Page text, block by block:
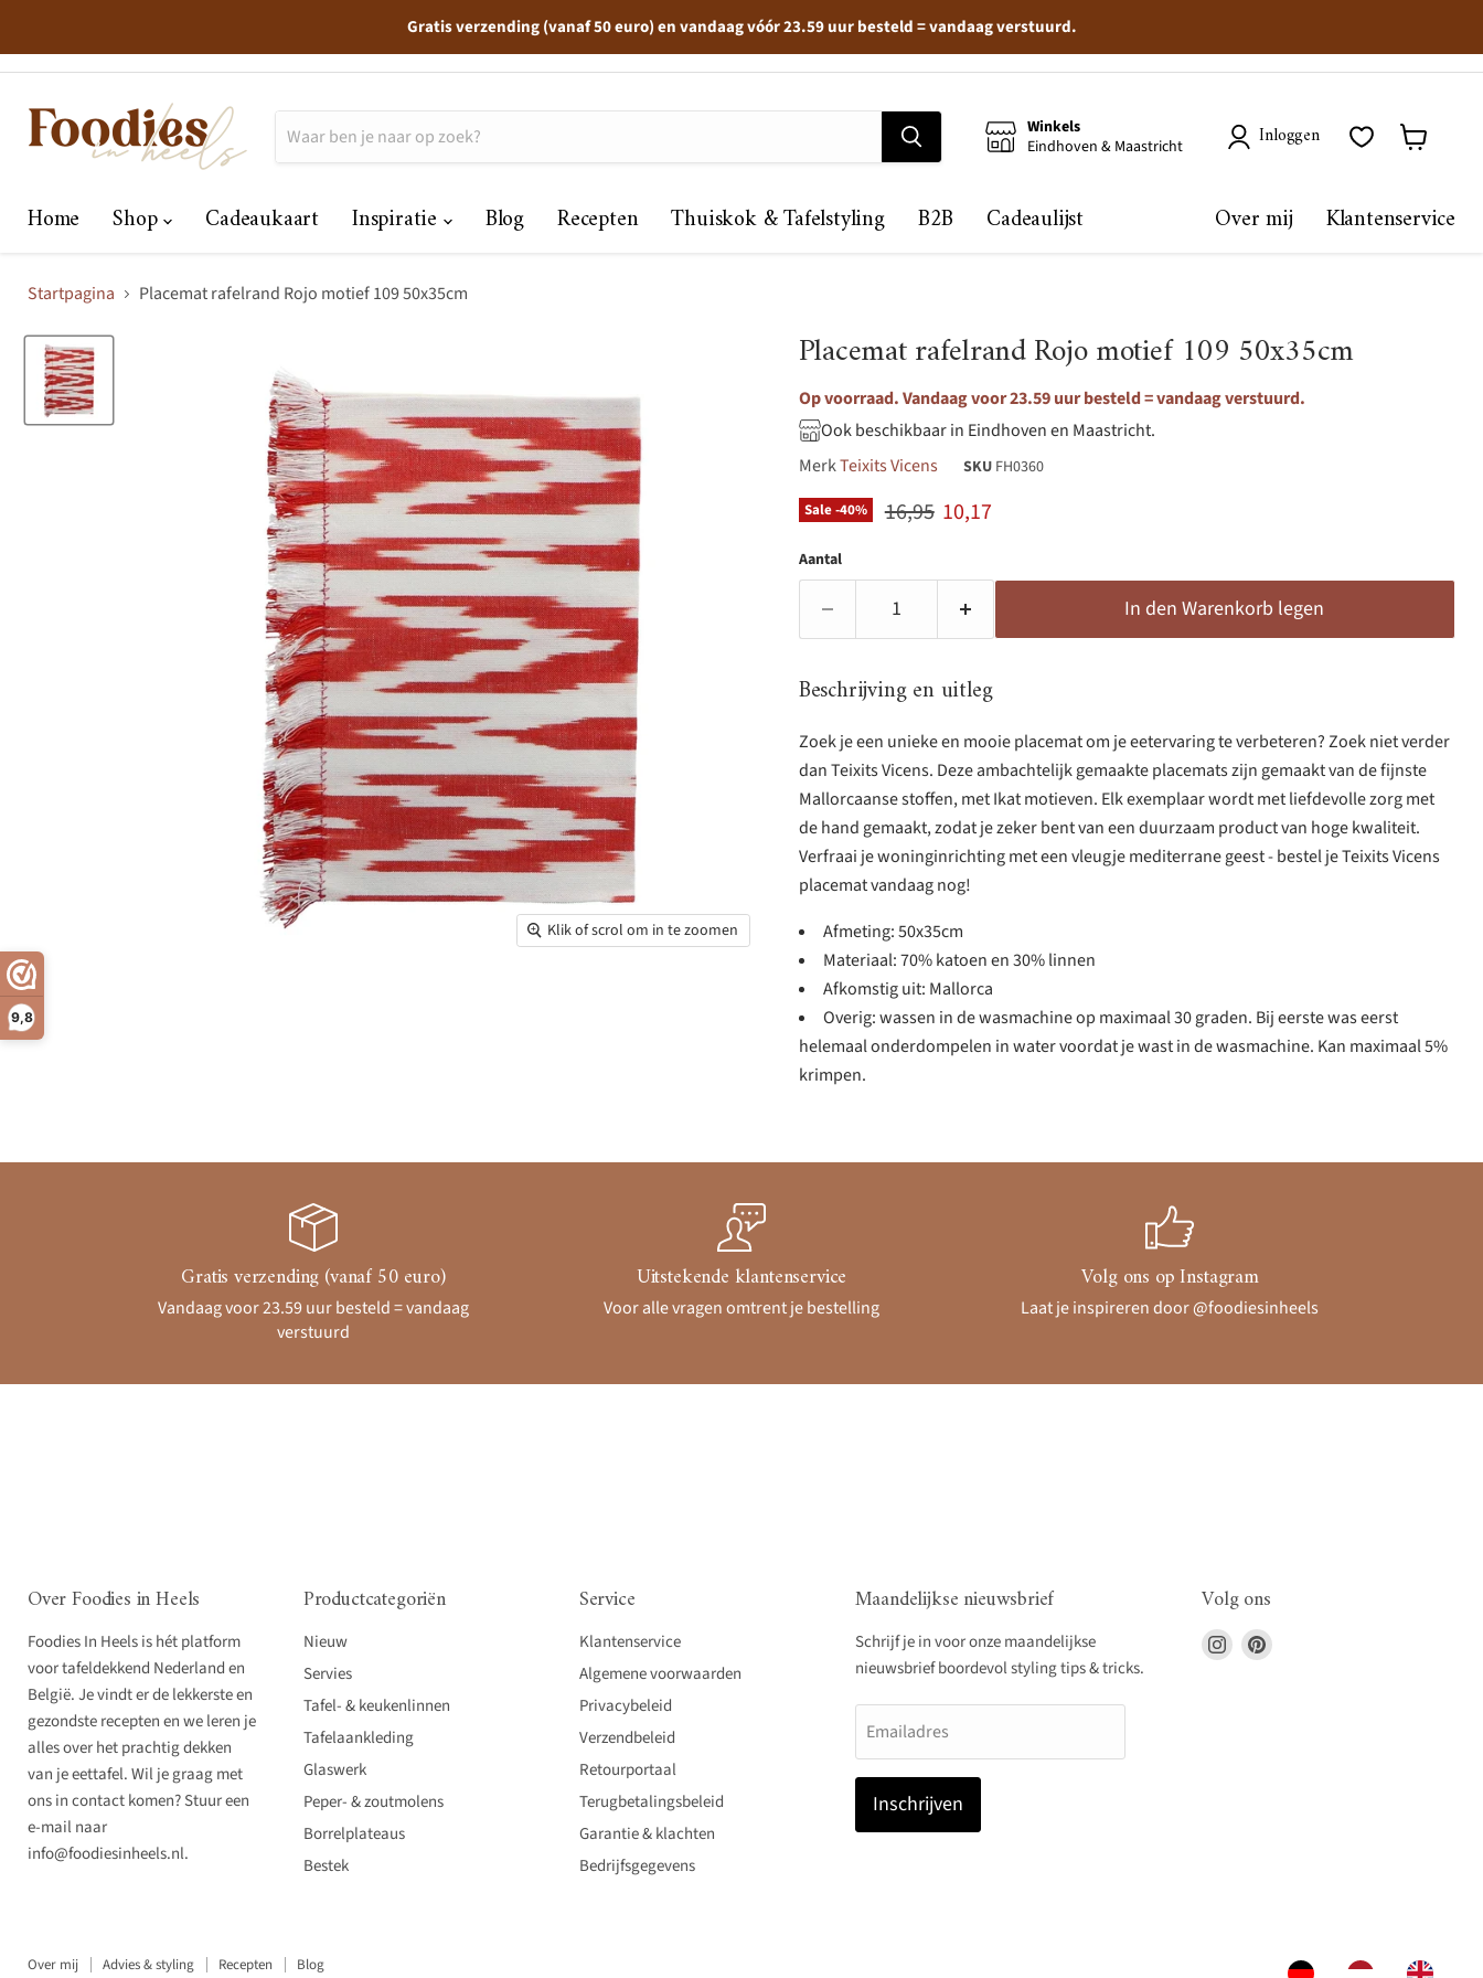
9,8
Gratis verzending (vanaf 50 euro) en vandaag vóór 23.59 uur besteld = vandaag verstuurd.
Winkels
Eindhoven & Maastricht
Inloggen
Home Shop Cadeaukaart Inspiratie Blog Recepten Thuiskok & Tafelstyling B2B Cadeaulijst Over mij Klantenservice
Startpagina Placemat rafelrand Rojo motief 109 50x35cm
Klik of scrol om in te zoomen
Placemat rafelrand Rojo motief 109 50x35cm
Op voorraad. Vandaag voor 23.59 uur besteld = vandaag verstuurd.
Ook beschikbaar in Eindhoven en Maastricht.
MerkTeixits Vicens SKU FH0360
Sale -40% Originele prijs
16,95 Huidige prijs
10,17
Aantal
In den Warenkorb legen
Beschrijving en uitleg
Zoek je een unieke en mooie placemat om je eetervaring te verbeteren? Zoek niet verder
dan Teixits Vicens. Deze ambachtelijk gemaakte placemats zijn gemaakt van de fijnste
Mallorcaanse stoffen, met Ikat motieven. Elk exemplaar wordt met liefdevolle zorg met
de hand gemaakt, zodat je zeker bent van een duurzaam product van hoge kwaliteit.
Verfraai je woninginrichting met een vleugje mediterrane geest - bestel je Teixits Vicens
placemat vandaag nog!
Afmeting: 50x35cm
Materiaal: 70% katoen en 30% linnen
Afkomstig uit: Mallorca
Overig: wassen in de wasmachine op maximaal 30 graden. Bij eerste was eerst
helemaal onderdompelen in water voordat je wast in de wasmachine. Kan maximaal 5%
krimpen.
Gratis verzending (vanaf 50 euro)
Vandaag voor 23.59 uur besteld = vandaag
verstuurd
Uitstekende klantenservice
Voor alle vragen omtrent je bestelling
Volg ons op Instagram
Laat je inspireren door @foodiesinheels
Over Foodies in Heels
Foodies In Heels is hét platform
voor tafeldekkend Nederland en
België. Je vindt er de lekkerste en
gezondste recepten en we leren je
alles over het prachtig dekken
van je eettafel. Wil je graag met
ons in contact komen? Stuur een
e-mail naar
info@foodiesinheels.nl.
Productcategoriën
Nieuw
Servies
Tafel- & keukenlinnen
Tafelaankleding
Glaswerk
Peper- & zoutmolens
Borrelplateaus
Bestek
Service
Klantenservice
Algemene voorwaarden
Privacybeleid
Verzendbeleid
Retourportaal
Terugbetalingsbeleid
Garantie & klachten
Bedrijfsgegevens
Maandelijkse nieuwsbrief
Schrijf je in voor onze maandelijkse
nieuwsbrief boordevol styling tips & tricks.
Emailadres
Inschrijven
Volg ons
Vind
ons
Vind
Over mij Advies & styling Recepten Blog